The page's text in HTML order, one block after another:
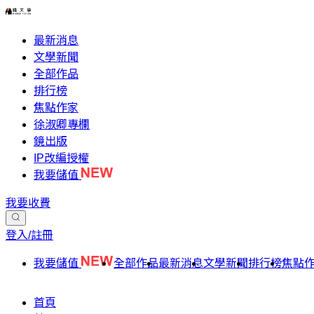
最新消息
文學新聞
全部作品
排行榜
焦點作家
徐淑卿專欄
鏡出版
IP改編授權
我要儲值
我要收費
登入/註冊
我要儲值 全部作品最新消息文學新聞排行榜焦點
首頁